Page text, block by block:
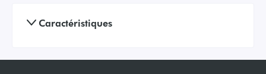
Caractéristiques